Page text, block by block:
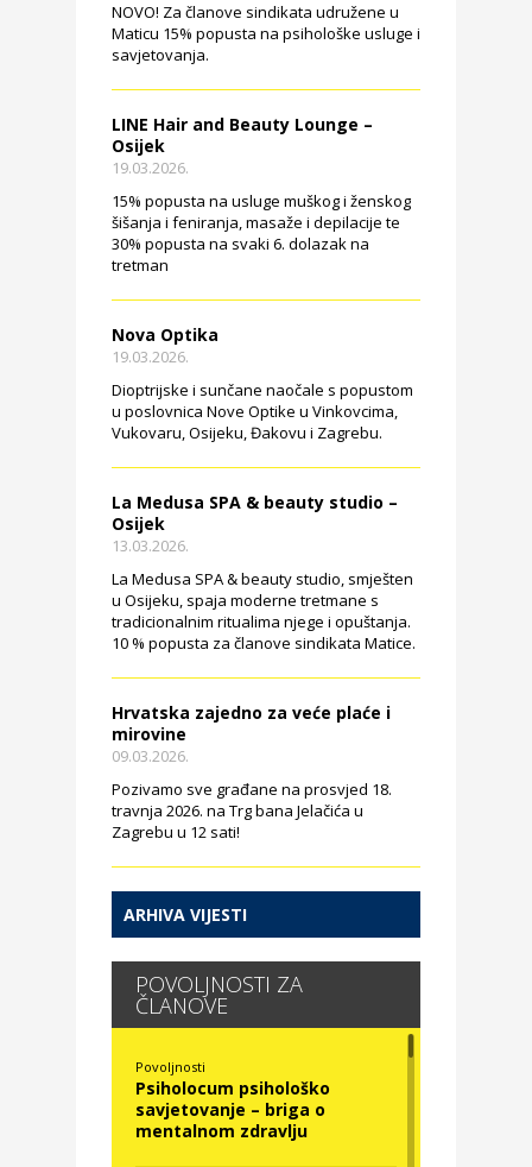
NOVO! Za članove sindikata udružene u
Maticu 15% popusta na psihološke usluge i
savjetovanja.
LINE Hair and Beauty Lounge –
Osijek
19.03.2026.
15% popusta na usluge muškog i ženskog
šišanja i feniranja, masaže i depilacije te
30% popusta na svaki 6. dolazak na
tretman
Nova Optika
19.03.2026.
Dioptrijske i sunčane naočale s popustom
u poslovnica Nove Optike u Vinkovcima,
Vukovaru, Osijeku, Đakovu i Zagrebu.
La Medusa SPA & beauty studio –
Osijek
13.03.2026.
La Medusa SPA & beauty studio, smješten
u Osijeku, spaja moderne tretmane s
tradicionalnim ritualima njege i opuštanja.
10 % popusta za članove sindikata Matice.
Hrvatska zajedno za veće plaće i
mirovine
09.03.2026.
Pozivamo sve građane na prosvjed 18.
travnja 2026. na Trg bana Jelačića u
Zagrebu u 12 sati!
ARHIVA VIJESTI
POVOLJNOSTI ZA
ČLANOVE
Povoljnosti
Psiholocum psihološko
savjetovanje – briga o
mentalnom zdravlju